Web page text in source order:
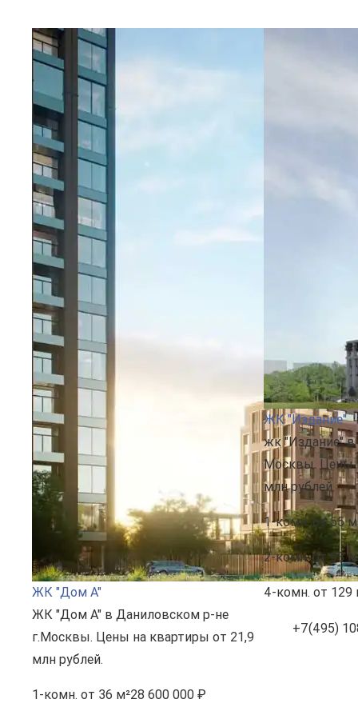
ЖК "Дом А"
ЖК "Дом А" в Даниловском р-не
г.Москвы. Цены на квартиры от 21,9
млн рублей.
1-комн. от 36 м²28 600 000 ₽
ЖК "Издание"
жк "Издание" в
Москвы. Цены
млн рублей.
1-комн. от 55
2-комн.от 93
4-комн. от 129
+7(495)